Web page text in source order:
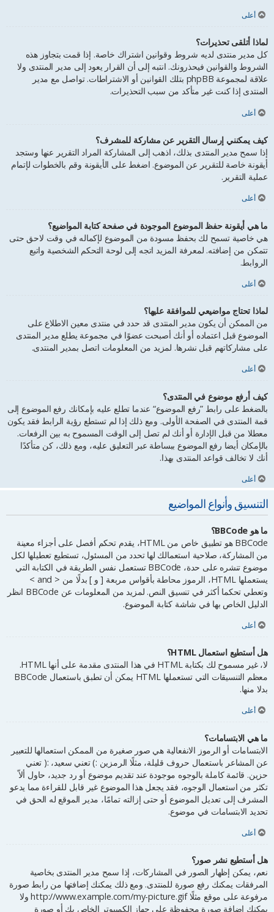
أعلى
لماذا أتلقى تحذيرات؟
كل مدير منتدى لديه شروط وقوانين اشتراك خاصة. إذا قمت بتجاوز هذه
الشروط والقوانين فيحذرونك. انتبه إلى أن القرار يعود إلى مدير المنتدى ولا
علاقة لمجموعة phpBB بتلك القوانين أو الاشتراطات. تواصل مع مدير
المنتدى إذا كنت غير متأكد من سبب التحذيرات.
أعلى
كيف يمكنني إرسال التقرير عن مشاركة للمشرف؟
إذا سمح مدير المنتدى بذلك، اذهب إلى المشاركة المراد التقرير عنها وستجد
أيقونة خاصة للتقرير عن الموضوع. اضغط على الأيقونة وقم بالخطوات لإتمام
عملية التقرير.
أعلى
ما هي أيقونة حفظ الموضوع الموجودة في صفحة كتابة المواضيع؟
هي خاصية تسمح لك بحفظ مسودة من الموضوع لإكماله في وقت لاحق حتى
تتمكن من إضافته. لمعرفة المزيد اتجه إلى لوحة التحكم الشخصية واتبع
الروابط.
أعلى
لماذا تحتاج مواضيعي للموافقة عليها؟
من الممكن أن يكون مدير المنتدى قد حدد في منتدى معين الاطلاع على
الموضوع قبل اعتماده أو أنك أصبحت عضوًا في مجموعة يطلع مدير المنتدى
على مشاركاتهم قبل نشرها. لمزيد من المعلومات اتصل بمدير المنتدى.
أعلى
كيف أرفع موضوع في المنتدى؟
بالضغط على رابط ”رفع الموضوع“ عندما تطلع عليه بإمكانك رفع الموضوع إلى
قمة المنتدى في الصفحة الأولى. ومع ذلك إذا لم تستطع رؤية الرابط فقد يكون
معطلا من قبل الإدارة أو أنك لم تصل إلى الوقت المسموح به بين الرفعات.
بالإمكان أيضا رفع الموضوع ببساطة عبر التعليق عليه، ومع ذلك، كن متأكدًا
أنك لا تخالف قواعد المنتدى بهذا.
أعلى
التنسيق وأنواع المواضيع
ما هو BBCode؟
BBCode هو تطبيق خاص من HTML، يقدم تحكم أفصل على أجزاء معينة
من المشاركة، صلاحية استعمالك لها تحدد من المسئول، تستطيع تعطيلها لكل
موضوع تنشره على حدة، BBCode تستعمل نفس الطريقة في الكتابة التي
يستعملها HTML، الرموز محاطة بأقواس مربعة [ و ] بدلًا من < and >
وتعطي تحكما أكثر في تنسيق النص. لمزيد من المعلومات عن BBCode انظر
الدليل الخاص بها في شاشة كتابة الموضوع.
أعلى
هل أستطيع استعمال HTML؟
لا، غير مسموح لك بكتابة HTML في هذا المنتدى مقدمة على أنها HTML.
معظم التنسيقات التي تستعملها HTML يمكن أن تطبق باستعمال BBCode
بدلا منها.
أعلى
ما هي الابتسامات؟
الابتسامات أو الرموز الانفعالية هي صور صغيرة من الممكن استعمالها للتعبير
عن المشاعر باستعمال حروف قليلة، مثلًا الرمزين :) تعني سعيد، :( تعني
حزين. قائمة كاملة بالوجوه موجودة عند تقديم موضوع أو رد جديد، حاول ألاّ
تكثر من استعمال الوجوه، فقد يجعل هذا الموضوع غير قابل للقراءة مما يدعو
المشرف إلى تعديل الموضوع أو حتى إزالته تمامًا، مدير الموقع له الحق في
تحديد الابتسامات في موضوع.
أعلى
هل أستطيع نشر صور؟
نعم، يمكن إظهار الصور في المشاركات، إذا سمح مدير المنتدى بخاصية
المرفقات يمكنك رفع صورة للمنتدى. ومع ذلك يمكنك إضافتها من رابط صورة
مرفوعة على موقع مثلًا http://www.example.com/my-picture.gif ولا
يمكنك إضافة صورة محفوظة على جهاز الكمبيوتر الخاص بك أو صورة